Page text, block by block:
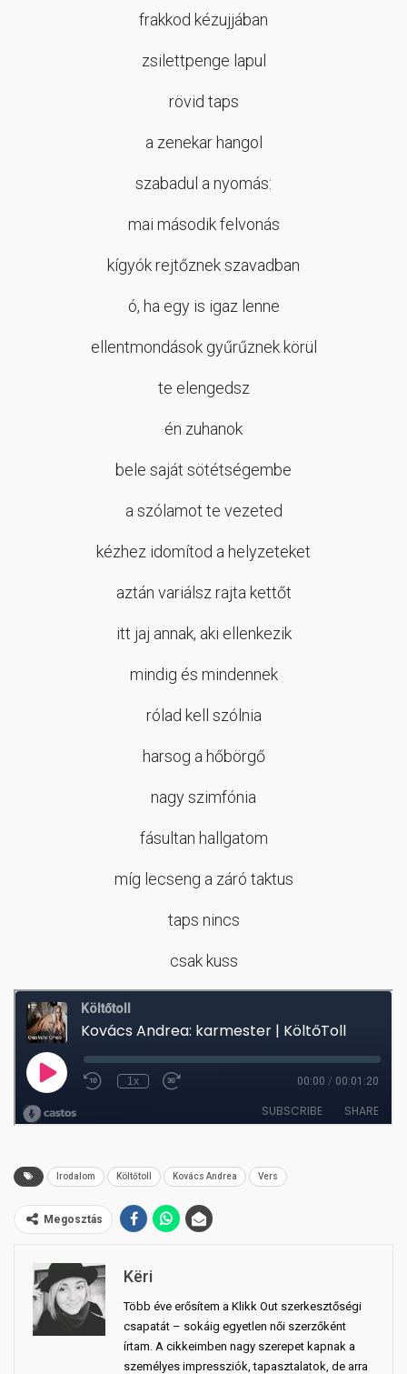
frakkod kézujjában
zsilettpenge lapul
rövid taps
a zenekar hangol
szabadul a nyomás:
mai második felvonás
kígyók rejtőznek szavadban
ó, ha egy is igaz lenne
ellentmondások gyűrűznek körül
te elengedsz
én zuhanok
bele saját sötétségembe
a szólamot te vezeted
kézhez idomítod a helyzeteket
aztán variálsz rajta kettőt
itt jaj annak, aki ellenkezik
mindig és mindennek
rólad kell szólnia
harsog a hőbörgő
nagy szimfónia
fásultan hallgatom
míg lecseng a záró taktus
taps nincs
csak kuss
Irodalom Költőtoll Kovács Andrea Vers
Megosztás
Këri
Több éve erősítem a Klikk Out szerkesztőségi
csapatát – sokáig egyetlen női szerzőként
írtam. A cikkeimben nagy szerepet kapnak a
személyes impressziók, tapasztalatok, de arra